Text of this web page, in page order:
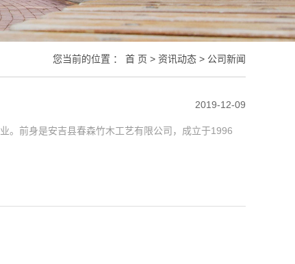
您当前的位置 ： 首 页 > 资讯动态 > 公司新闻
2019-12-09
。前身是安吉县春森竹木工艺有限公司，成立于1996